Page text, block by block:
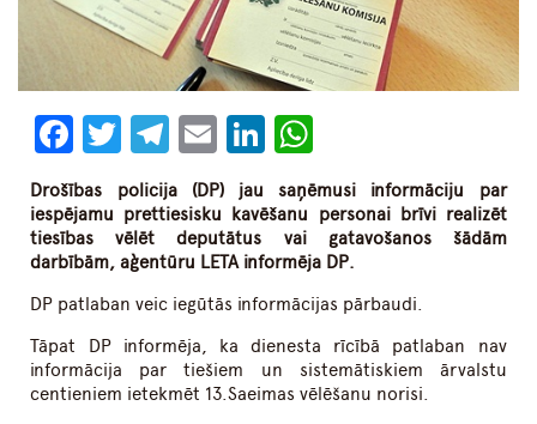
Facebook
Twitter
Telegram
EmailLinkedIn
Drošības policija (DP) jau saņēmusi informāciju par
iespējamu prettiesisku kavēšanu personai brīvi realizēt
tiesības vēlēt deputātus vai gatavošanos šādām
darbībām, aģentūru LETA informēja DP.
DP patlaban veic iegūtās informācijas pārbaudi.
Tāpat DP informēja, ka dienesta rīcībā patlaban nav
informācija par tiešiem un sistemātiskiem ārvalstu
centieniem ietekmēt 13.Saeimas vēlēšanu norisi.